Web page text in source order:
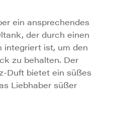
ein ansprechendes
der durch einen
integriert ist, um den
zu behalten. Der
Duft bietet ein süßes
Liebhaber süßer